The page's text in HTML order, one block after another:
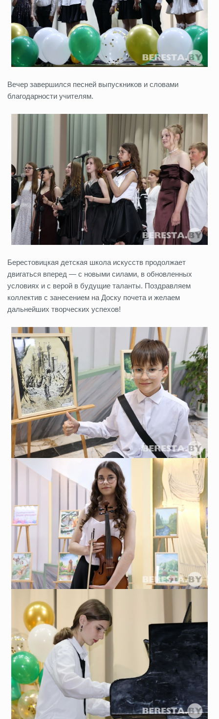
Вечер завершился песней выпускников и словами
благодарности учителям.
Берестовицкая детская школа искусств продолжает
двигаться вперед — с новыми силами, в обновленных
условиях и с верой в будущие таланты. Поздравляем
коллектив с занесением на Доску почета и желаем
дальнейших творческих успехов!